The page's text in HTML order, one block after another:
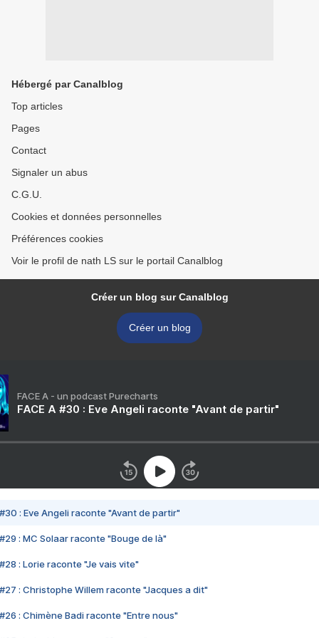
Hébergé par Canalblog
Top articles
Pages
Contact
Signaler un abus
C.G.U.
Cookies et données personnelles
Préférences cookies
Voir le profil de nath LS sur le portail Canalblog
Créer un blog sur Canalblog
Créer un blog
FACE A - un podcast Purecharts
FACE A #30 : Eve Angeli raconte "Avant de partir"
#30 : Eve Angeli raconte "Avant de partir"
#29 : MC Solaar raconte "Bouge de là"
#28 : Lorie raconte "Je vais vite"
#27 : Christophe Willem raconte "Jacques a dit"
#26 : Chimène Badi raconte "Entre nous"